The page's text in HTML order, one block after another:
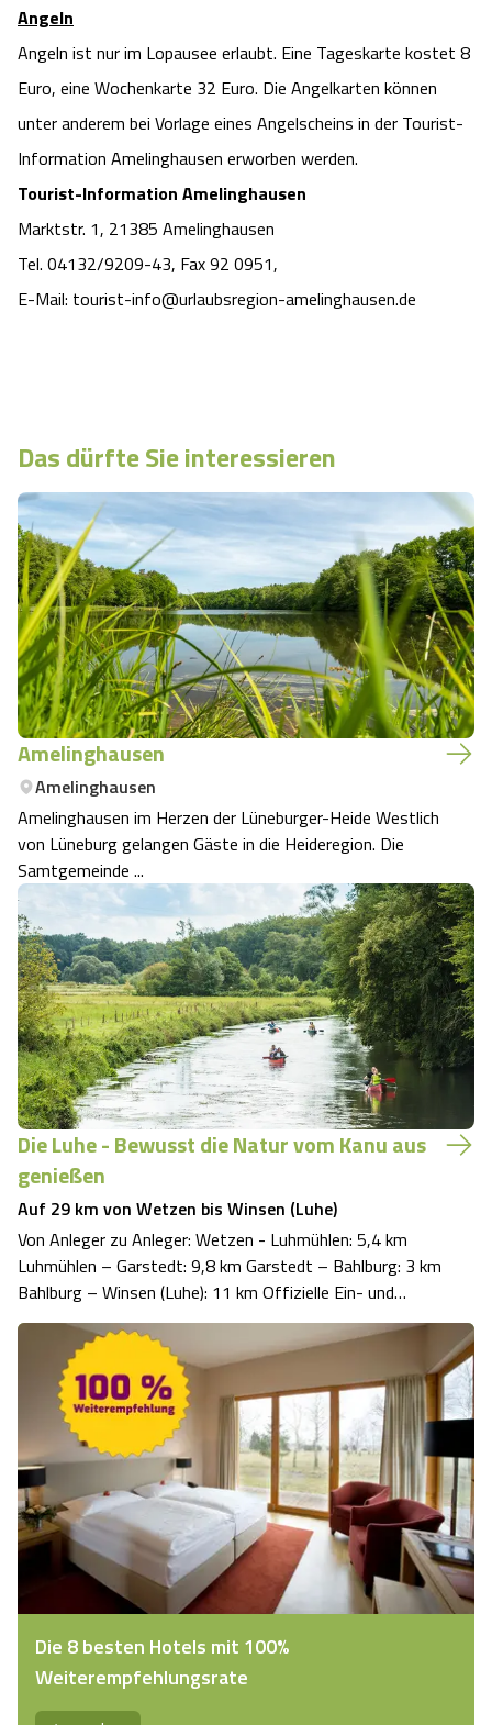
Angeln
Angeln ist nur im Lopausee erlaubt. Eine Tageskarte kostet 8
Euro, eine Wochenkarte 32 Euro. Die Angelkarten können
unter anderem bei Vorlage eines Angelscheins in der Tourist-
Information Amelinghausen erworben werden.
Tourist-Information Amelinghausen
Marktstr. 1, 21385 Amelinghausen
Tel. 04132/9209-43, Fax 92 0951,
E-Mail: tourist-info@urlaubsregion-amelinghausen.de
Das dürfte Sie interessieren
Amelinghausen
Amelinghausen
Amelinghausen im Herzen der Lüneburger-Heide Westlich
von Lüneburg gelangen Gäste in die Heideregion. Die
Samtgemeinde ...
Die Luhe - Bewusst die Natur vom Kanu aus
genießen
Auf 29 km von Wetzen bis Winsen (Luhe)
Von Anleger zu Anleger: Wetzen - Luhmühlen: 5,4 km
Luhmühlen – Garstedt: 9,8 km Garstedt – Bahlburg: 3 km
Bahlburg – Winsen (Luhe): 11 km Offizielle Ein- und
Ausstiegsstellen: Wetzen, Luhmühlen, Garstedt,
Bahlburg, Luhdorf, Winsen (Luhe) Umtragestellen: Gut
Die 8 besten Hotels mit 100%
Weiterempfehlungsrate